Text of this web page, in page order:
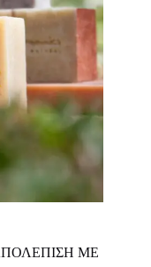
ΜΕ